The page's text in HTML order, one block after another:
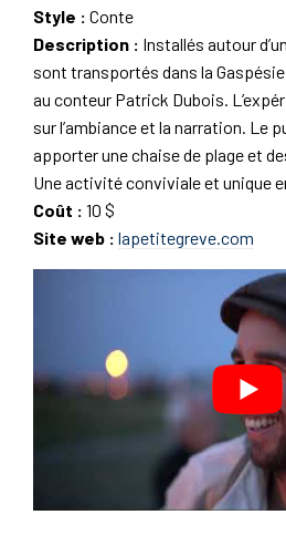
Style : Conte
Description : Installés autour
sont transportés dans la
au conteur Patrick Dubois.
sur l’ambiance et la narration. Le
apporter une chaise de plage et
Une activité conviviale et unique
Coût : 10 $
Site web : lapetitegreve.com